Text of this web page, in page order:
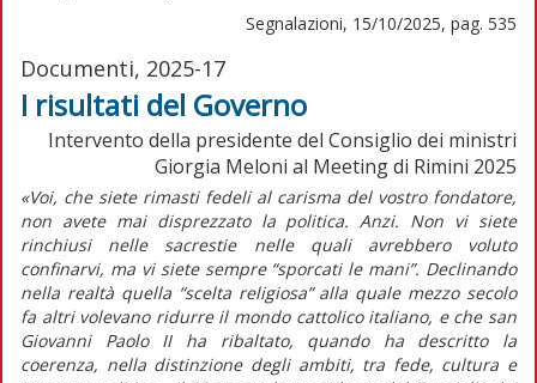
Segnalazioni, 15/10/2025, pag. 535
Documenti, 2025-17
I risultati del Governo
Intervento della presidente del Consiglio dei ministri
Giorgia Meloni al Meeting di Rimini 2025
«Voi, che siete rimasti fedeli al carisma del vostro fondatore,
non avete mai disprezzato la politica. Anzi. Non vi siete
rinchiusi nelle sacrestie nelle quali avrebbero voluto
confinarvi, ma vi siete sempre “sporcati le mani”. Declinando
nella realtà quella “scelta religiosa” alla quale mezzo secolo
fa altri volevano ridurre il mondo cattolico italiano, e che san
Giovanni Paolo II ha ribaltato, quando ha descritto la
coerenza, nella distinzione degli ambiti, tra fede, cultura e